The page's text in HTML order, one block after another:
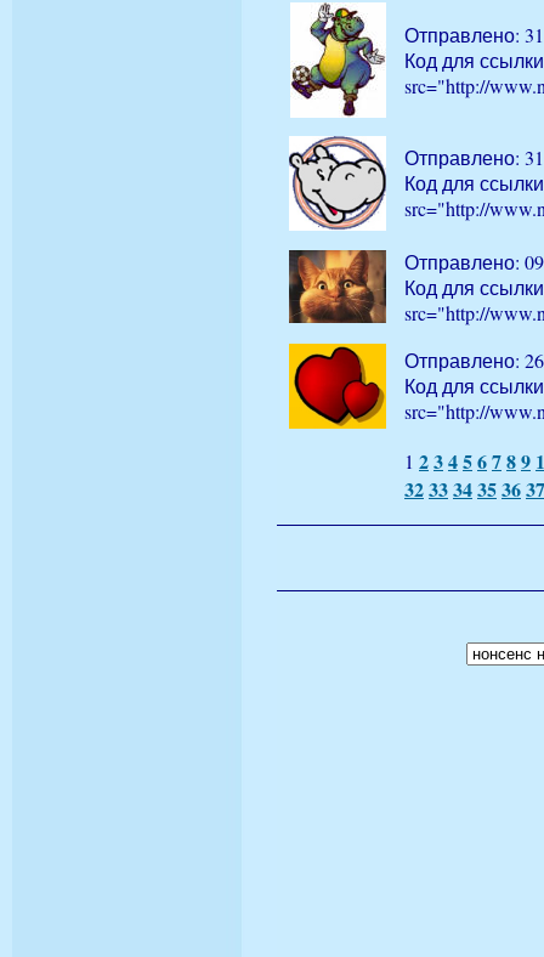
Отправлено:
Код для
src="http://
Отправлено:
Код для
src="http://
Отправлено:
Код для
src="http://
Отправлено:
Код для
src="http://
1 23456789
323334353637